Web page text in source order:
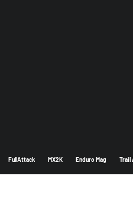
FullAttack MX2K Enduro Mag Trail